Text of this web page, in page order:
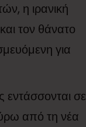
η ιρανική
τον θάνατο
για
εντάσσονται σε
από τη νέα